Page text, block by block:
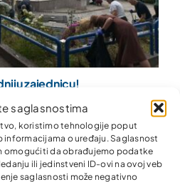
saglasnostima
koristimo tehnologije poput
informacijama o uređaju. Saglasnost
omogućiti da obrađujemo podatke
ili jedinstveni ID-ovi na ovoj veb
saglasnosti može negativno
zajednicu!